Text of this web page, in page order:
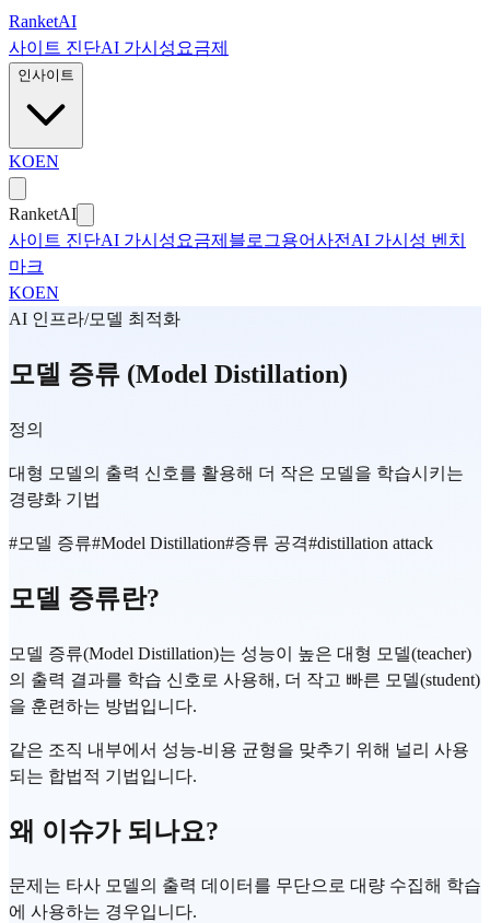
본문으로 건너뛰기
RanketAI
사이트 진단AI 가시성 요금제
인사이트
KOEN
RanketAI
사이트 진단AI 가시성 요금제 블로그용어사전 AI 가시성 벤치
마크
KOEN
AI 인프라/모델 최적화
모델 증류 (Model Distillation)
정의
대형 모델의 출력 신호를 활용해 더 작은 모델을 학습시키는
경량화 기법
#모델 증류#Model Distillation#증류 공격#distillation attack
모델 증류란?
모델 증류(Model Distillation)는 성능이 높은 대형 모델(teacher)
의 출력 결과를 학습 신호로 사용해, 더 작고 빠른 모델(student)
을 훈련하는 방법입니다.
같은 조직 내부에서 성능-비용 균형을 맞추기 위해 널리 사용
되는 합법적 기법입니다.
왜 이슈가 되나요?
문제는 타사 모델의 출력 데이터를 무단으로 대량 수집해 학습
에 사용하는 경우입니다.